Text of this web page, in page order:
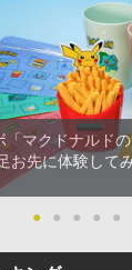
「マクドナルド
お先に体験して
● ● ● ● ●